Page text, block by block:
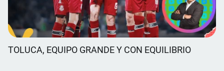
TOLUCA, EQUIPO GRANDE Y CON EQUILIBRIO